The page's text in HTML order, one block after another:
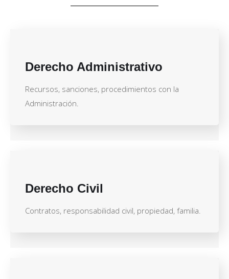
Derecho Administrativo
Recursos, sanciones, procedimientos con la
Administración.
Derecho Civil
Contratos, responsabilidad civil, propiedad, familia.